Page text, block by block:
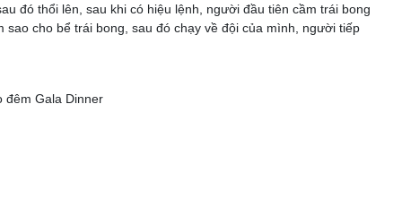
thổi lên, sau khi có hiệu lệnh, người đầu tiên cầm trái bong
cho bể trái bong, sau đó chạy về đội của mình, người tiếp
đêm Gala Dinner